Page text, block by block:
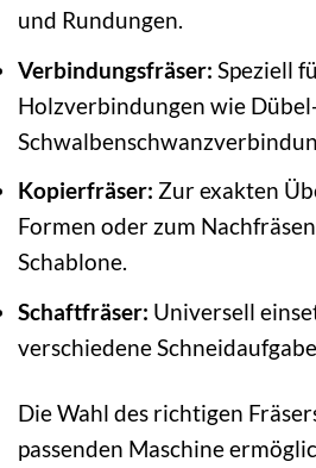
und Rundungen.
Verbindungsfräser: Speziell
Holzverbindungen wie
Kopierfräser: Zur exakten
Formen oder zum
Schablone.
Schaftfräser: Universell
verschiedene
Die Wahl des richtigen
passenden Maschine